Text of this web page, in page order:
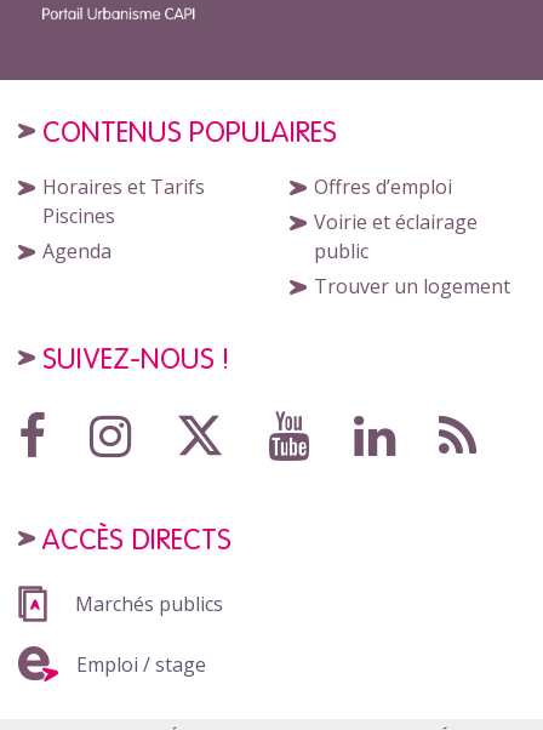
CONTENUS POPULAIRES
Horaires et Tarifs
Piscines
Agenda
Offres d’emploi
Voirie et éclairage
public
Trouver un logement
SUIVEZ-NOUS !
ACCÈS DIRECTS
Marchés publics
Emploi / stage